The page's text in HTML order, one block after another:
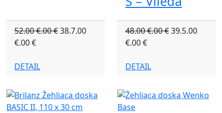
52.00 €.00 €38.7.00
€.00 €
DETAIL
48.00 €.00 €39.5.00
€.00 €
DETAIL